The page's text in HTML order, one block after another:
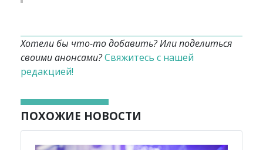
Хотели бы что-то добавить? Или поделиться
своими анонсами?Свяжитесь с нашей
редакцией!
ПОХОЖИЕ НОВОСТИ